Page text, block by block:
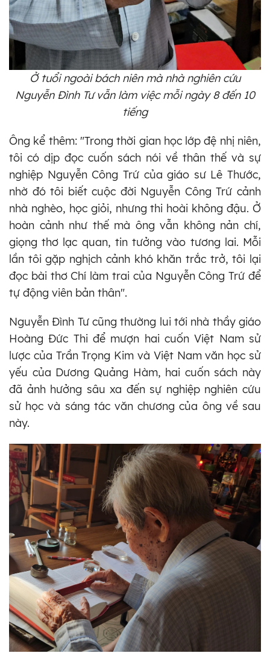
Ở tuổi ngoài bách niên mà nhà nghiên cứu
Nguyễn Đình Tư vẫn làm việc mỗi ngày 8 đến 10
tiếng
Ông kể thêm: "Trong thời gian học lớp đệ nhị niên,
tôi có dịp đọc cuốn sách nói về thân thế và sự
nghiệp Nguyễn Công Trứ của giáo sư Lê Thước,
nhờ đó tôi biết cuộc đời Nguyễn Công Trứ cảnh
nhà nghèo, học giỏi, nhưng thi hoài không đậu. Ở
hoàn cảnh như thế mà ông vẫn không nản chí,
giọng thơ lạc quan, tin tưởng vào tương lai. Mỗi
lần tôi gặp nghịch cảnh khó khăn trắc trở, tôi lại
đọc bài thơ Chí làm trai của Nguyễn Công Trứ để
tự động viên bản thân".
Nguyễn Đình Tư cũng thường lui tới nhà thầy giáo
Hoàng Đức Thi để mượn hai cuốn Việt Nam sử
lược của Trần Trọng Kim và Việt Nam văn học sử
yếu của Dương Quảng Hàm, hai cuốn sách này
đã ảnh hưởng sâu xa đến sự nghiệp nghiên cứu
sử học và sáng tác văn chương của ông về sau
này.